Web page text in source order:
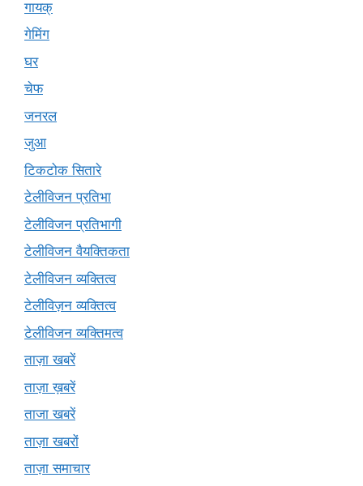
गायक्
गेमिंग
घर
चेफ
जनरल
जुआ
टिकटोक सितारे
टेलीविजन प्रतिभा
टेलीविजन प्रतिभागी
टेलीविजन वैयक्तिकता
टेलीविजन व्यक्तित्व
टेलीविज़न व्यक्तित्व
टेलीविजन व्यक्तिमत्व
ताज़ा खबरें
ताज़ा ख़बरें
ताजा खबरें
ताज़ा खबरों
ताज़ा समाचार